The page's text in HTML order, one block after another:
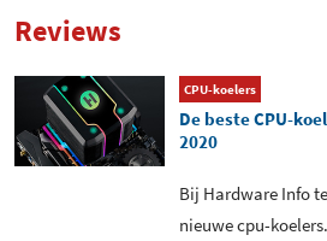
Voltage fans bij 30 dB(A)
Voltage fans bij 40 dB(A)
Geluidsproductie 12V+12V (10
cm.)
48
Geluidsproductie low-speed
19
Reviews
CPU-koelers
De beste CPU-
2020
Bij Hardware Info
nieuwe cpu-